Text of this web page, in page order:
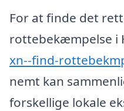
For at finde det
rottebekæmpelse i
xn--find-
nemt kan
forskellige lokale